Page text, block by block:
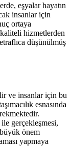
eşyalar hayatın
insanlar için
ortaya
hizmetlerden
düşünülmüş
ve insanlar için bu
esnasında
gerçekleşmesi,
önem
yapmaya